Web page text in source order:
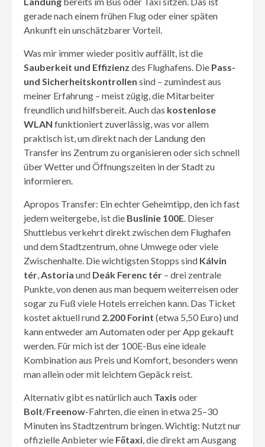
gerade nach einem frühen Flug oder einer späten
Ankunft ein unschätzbarer Vorteil.
Was mir immer wieder positiv auffällt, ist die
Sauberkeit und Effizienz des Flughafens. Die Pass-
und Sicherheitskontrollen sind – zumindest aus
meiner Erfahrung – meist zügig, die Mitarbeiter
freundlich und hilfsbereit. Auch das kostenlose
WLAN funktioniert zuverlässig, was vor allem
praktisch ist, um direkt nach der Landung den
Transfer ins Zentrum zu organisieren oder sich schnell
über Wetter und Öffnungszeiten in der Stadt zu
informieren.
Apropos Transfer: Ein echter Geheimtipp, den ich fast
jedem weitergebe, ist die Buslinie 100E. Dieser
Shuttlebus verkehrt direkt zwischen dem Flughafen
und dem Stadtzentrum, ohne Umwege oder viele
Zwischenhalte. Die wichtigsten Stopps sind Kálvin
tér,Astoria und Deák Ferenc tér – drei zentrale
Punkte, von denen aus man bequem weiterreisen oder
sogar zu Fuß viele Hotels erreichen kann. Das Ticket
kostet aktuell rund 2.200 Forint (etwa 5,50 Euro) und
kann entweder am Automaten oder per App gekauft
werden. Für mich ist der 100E-Bus eine ideale
Kombination aus Preis und Komfort, besonders wenn
man allein oder mit leichtem Gepäck reist.
Alternativ gibt es natürlich auch Taxis oder
Bolt/Freenow-Fahrten, die einen in etwa 25–30
Minuten ins Stadtzentrum bringen. Wichtig: Nutzt nur
offizielle Anbieter wie Főtaxi, die direkt am Ausgang